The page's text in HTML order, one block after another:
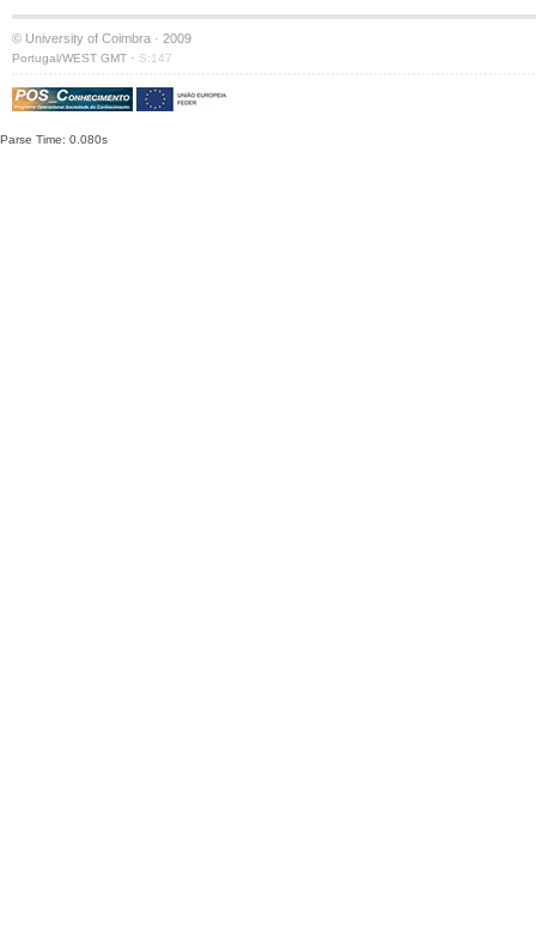
© University of Coimbra · 2009
Portugal/WEST GMT · S:147
Parse Time: 0.080s